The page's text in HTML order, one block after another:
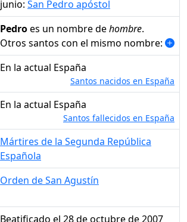
junio: San Pedro apóstol
Pedroes un nombre dehombre.
Otros santos con el mismo nombre:
en la actual España
Santos nacidos en España
en la actual España
Santos fallecidos en España
Mártires de la Segunda República
Española
Orden de San Agustín
Beatificado el 28 de octubre de 2007